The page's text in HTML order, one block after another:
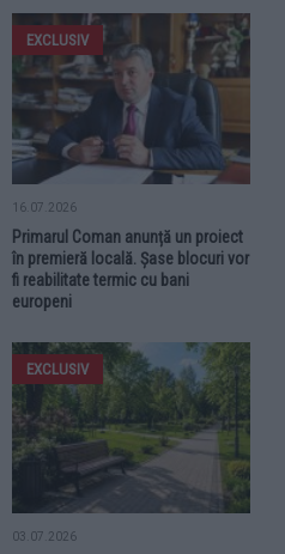
EXCLUSIV
16.07.2026
Primarul Coman anunță un proiect
în premieră locală. Șase blocuri vor
fi reabilitate termic cu bani
europeni
EXCLUSIV
03.07.2026